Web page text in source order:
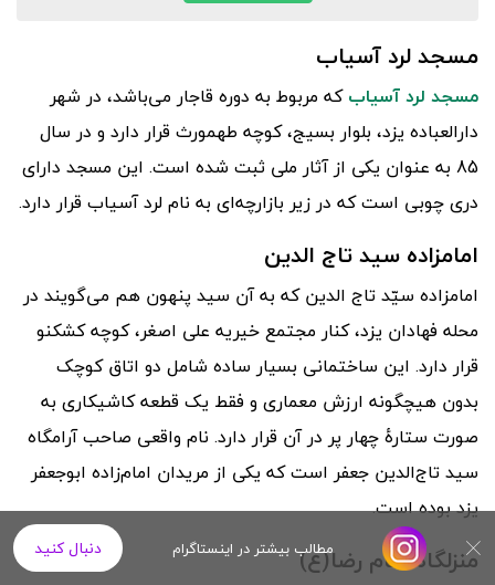
مسجد لرد آسیاب
مسجد لرد آسیابکه مربوط به دوره قاجار می‌باشد، در شهر
دارالعباده یزد، بلوار بسیج، کوچه طهمورث قرار دارد و در سال
85 به عنوان یکی از آثار ملی ثبت شده است. این مسجد دارای
دری چوبی است که در زیر بازارچه‌ای به نام لرد آسیاب قرار دارد.
امامزاده سید تاج الدین
امامزاده سیّد تاج الدین که به آن سید پنهون هم می‌گویند در
محله فهادان یزد، کنار مجتمع خیریه علی اصغر، کوچه کشکنو
قرار دارد. این ساختمانی بسیار ساده شامل دو اتاق کوچک
بدون هیچگونه ارزش معمارى و فقط یک قطعه کاشیکارى به
صورت ستارهٔ چهار پر در آن قرار دارد. نام واقعى صاحب آرامگاه
سید تاج‌الدین جعفر است که یکى از مریدان امام‌زاده ابوجعفر
یزد بوده است.
منزلگاه امام رضا(ع)مطالب بیشتر در اینستاگرام دنبال کنید